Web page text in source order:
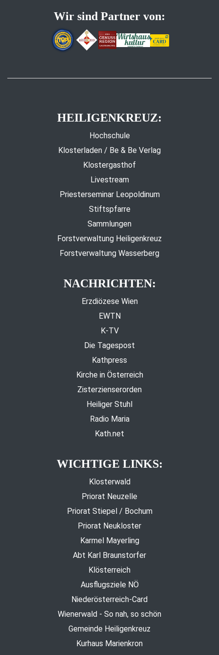
Wir sind Partner von:
HEILIGENKREUZ:
Hochschule
Klosterladen / Be & Be Verlag
Klostergasthof
Livestream
Priesterseminar Leopoldinum
Stiftspfarre
Sammlungen
Forstverwaltung Heiligenkreuz
Forstverwaltung Wasserberg
NACHRICHTEN:
Erzdiözese Wien
EWTN
K-TV
Die Tagespost
Kathpress
Kirche in Österreich
Zisterzienserorden
Heiliger Stuhl
Radio Maria
Kath.net
WICHTIGE LINKS:
Klosterwald
Priorat Neuzelle
Priorat Stiepel / Bochum
Priorat Neukloster
Karmel Mayerling
Abt Karl Braunstorfer
Klösterreich
Ausflugsziele NÖ
Niederösterreich-Card
Wienerwald - So nah, so schön
Gemeinde Heiligenkreuz
Kurhaus Marienkron